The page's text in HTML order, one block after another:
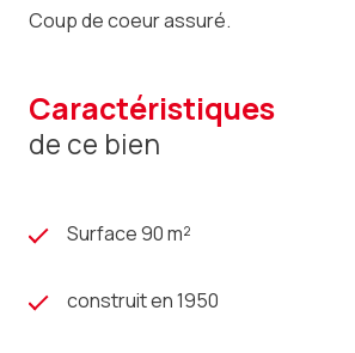
Coup de coeur assuré.
caractéristiques
de ce bien
Surface 90 m²
construit en 1950